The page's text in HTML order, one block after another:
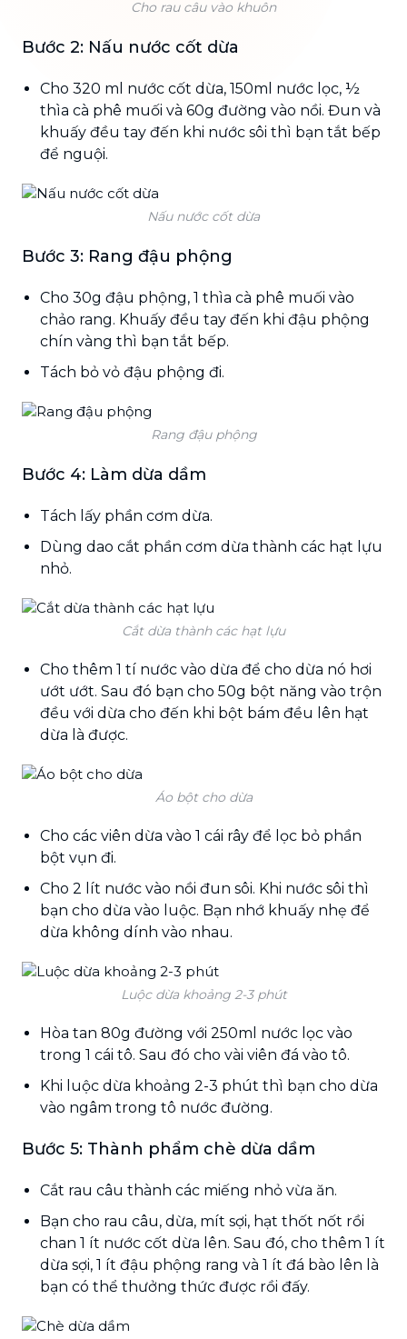
Cho rau câu vào khuôn
Bước 2: Nấu nước cốt dừa
Cho 320 ml nước cốt dừa, 150ml nước lọc, ½
thìa cà phê muối và 60g đường vào nồi. Đun và
khuấy đều tay đến khi nước sôi thì bạn tắt bếp
để nguội.
Nấu nước cốt dừa
Bước 3: Rang đậu phộng
Cho 30g đậu phộng, 1 thìa cà phê muối vào
chảo rang. Khuấy đều tay đến khi đậu phộng
chín vàng thì bạn tắt bếp.
Tách bỏ vỏ đậu phộng đi.
Rang đậu phộng
Bước 4: Làm dừa dầm
Tách lấy phần cơm dừa.
Dùng dao cắt phần cơm dừa thành các hạt lựu
nhỏ.
Cắt dừa thành các hạt lựu
Cho thêm 1 tí nước vào dừa để cho dừa nó hơi
ướt ướt. Sau đó bạn cho 50g bột năng vào trộn
đều với dừa cho đến khi bột bám đều lên hạt
dừa là được.
Áo bột cho dừa
Cho các viên dừa vào 1 cái rây để lọc bỏ phần
bột vụn đi.
Cho 2 lít nước vào nồi đun sôi. Khi nước sôi thì
bạn cho dừa vào luộc. Bạn nhớ khuấy nhẹ để
dừa không dính vào nhau.
Luộc dừa khoảng 2-3 phút
Hòa tan 80g đường với 250ml nước lọc vào
trong 1 cái tô. Sau đó cho vài viên đá vào tô.
Khi luộc dừa khoảng 2-3 phút thì bạn cho dừa
vào ngâm trong tô nước đường.
Bước 5: Thành phẩm chè dừa dầm
Cắt rau câu thành các miếng nhỏ vừa ăn.
Bạn cho rau câu, dừa, mít sợi, hạt thốt nốt rồi
chan 1 ít nước cốt dừa lên. Sau đó, cho thêm 1 ít
dừa sợi, 1 ít đậu phộng rang và 1 ít đá bào lên là
bạn có thể thưởng thức được rồi đấy.